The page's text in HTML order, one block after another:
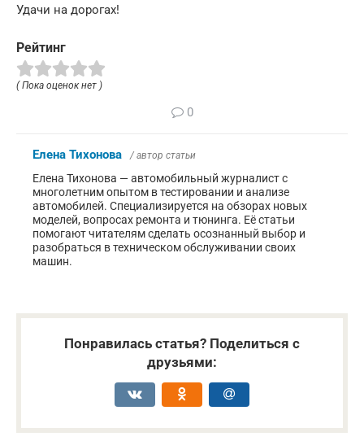
Удачи на дорогах!
Рейтинг
( Пока оценок нет )
0
Елена Тихонова / автор статьи
Елена Тихонова — автомобильный журналист с
многолетним опытом в тестировании и анализе
автомобилей. Специализируется на обзорах новых
моделей, вопросах ремонта и тюнинга. Её статьи
помогают читателям сделать осознанный выбор и
разобраться в техническом обслуживании своих
машин.
Понравилась статья? Поделиться с
друзьями: